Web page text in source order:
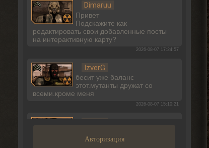
Dimaruu
Привет
Подскажите как
редактировать свои добавленные посты
на интерактивную карту?
2026-08-07 17:24:57
IzverG
бесит уже баланс
этот.мутанты дружат со
всеми.кроме меня
2026-08-07 15:10:21
IzverG
где нибуть есть?
Авторизация